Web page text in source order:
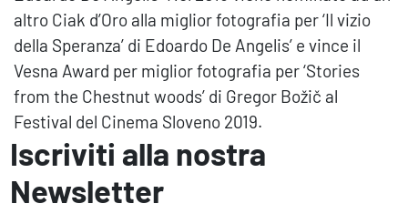
altro Ciak d’Oro alla miglior fotografia per ‘Il vizio
della Speranza’ di Edoardo De Angelis’ e vince il
Vesna Award per miglior fotografia per ‘Stories
from the Chestnut woods’ di Gregor Božič al
Festival del Cinema Sloveno 2019.
Iscriviti alla nostra
Newsletter